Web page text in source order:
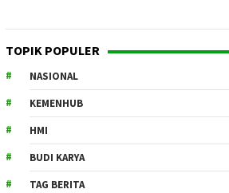
TOPIK POPULER
NASIONAL
KEMENHUB
HMI
BUDI KARYA
TAG BERITA